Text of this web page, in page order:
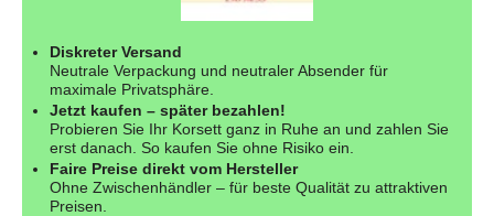
Diskreter Versand
Neutrale Verpackung und neutraler Absender für
maximale Privatsphäre.
Jetzt kaufen – später bezahlen!
Probieren Sie Ihr Korsett ganz in Ruhe an und zahlen Sie
erst danach. So kaufen Sie ohne Risiko ein.
Faire Preise direkt vom Hersteller
Ohne Zwischenhändler – für beste Qualität zu attraktiven
Preisen.